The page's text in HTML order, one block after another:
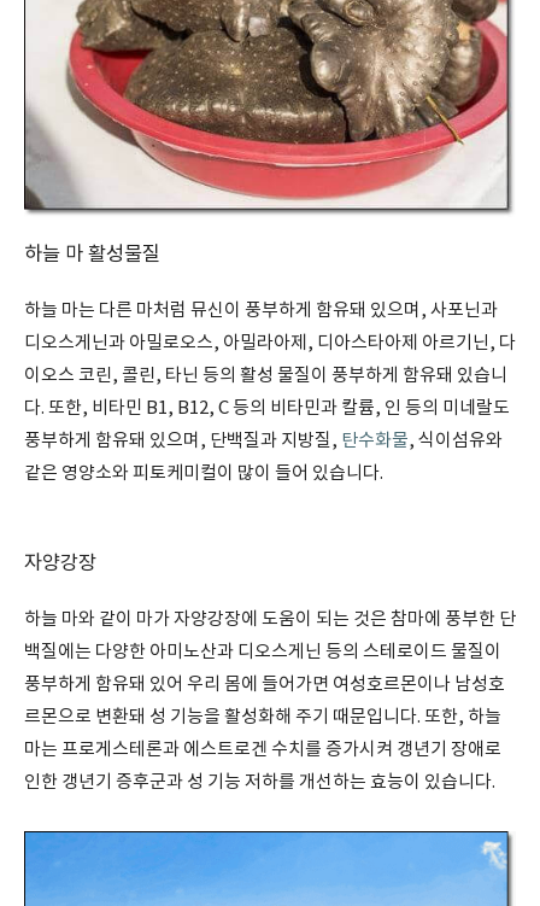
하늘 마 활성물질
하늘 마는 다른 마처럼 뮤신이 풍부하게 함유돼 있으며, 사포닌과
디오스게닌과 아밀로오스, 아밀라아제, 디아스타아제 아르기닌, 다
이오스 코린, 콜린, 타닌 등의 활성 물질이 풍부하게 함유돼 있습니
다. 또한, 비타민 B1, B12, C 등의 비타민과 칼륨, 인 등의 미네랄도
풍부하게 함유돼 있으며, 단백질과 지방질, 탄수화물, 식이섬유와
같은 영양소와 피토케미컬이 많이 들어 있습니다.
자양강장
하늘 마와 같이 마가 자양강장에 도움이 되는 것은 참마에 풍부한 단
백질에는 다양한 아미노산과 디오스게닌 등의 스테로이드 물질이
풍부하게 함유돼 있어 우리 몸에 들어가면 여성호르몬이나 남성호
르몬으로 변환돼 성 기능을 활성화해 주기 때문입니다. 또한, 하늘
마는 프로게스테론과 에스트로겐 수치를 증가시켜 갱년기 장애로
인한 갱년기 증후군과 성 기능 저하를 개선하는 효능이 있습니다.